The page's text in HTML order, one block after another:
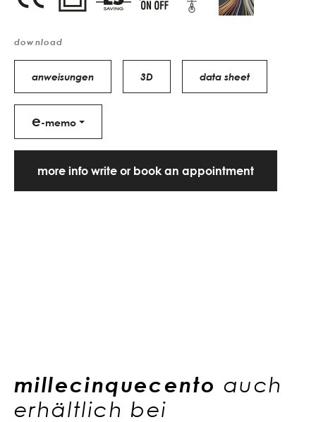
download
anweisungen 3D data sheet
e-memo
more info write or book an appointment
millecinquecento auch
erhältlich bei